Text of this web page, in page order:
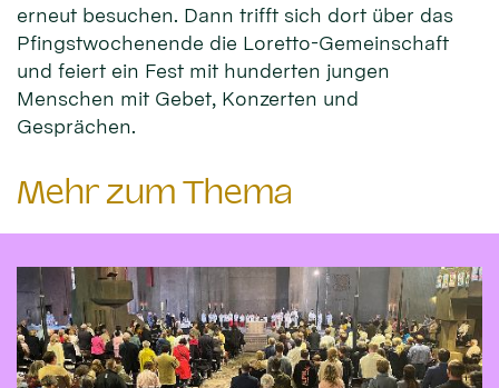
erneut besuchen. Dann trifft sich dort über das
Pfingstwochenende die Loretto-Gemeinschaft
und feiert ein Fest mit hunderten jungen
Menschen mit Gebet, Konzerten und
Gesprächen.
Mehr zum Thema